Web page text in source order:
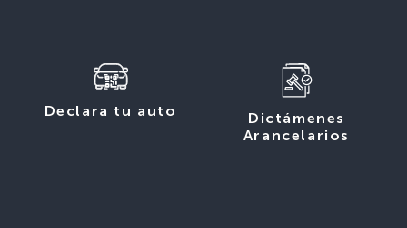
Declara tu auto
Dictámenes
Arancelarios